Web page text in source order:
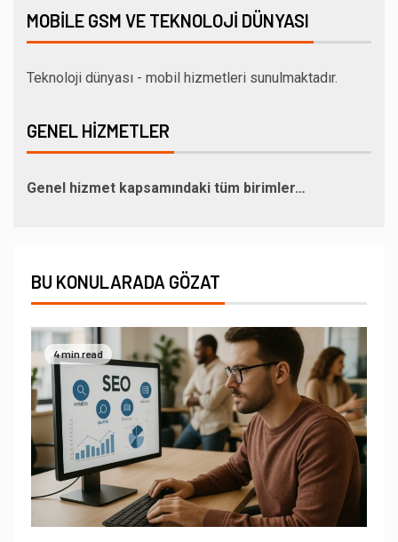
MOBILE GSM VE TEKNOLOJI DÜNYASI
Teknoloji dünyası - mobil hizmetleri sunulmaktadır.
GENEL HIZMETLER
Genel hizmet kapsamındaki tüm birimler…
BU KONULARADA GÖZAT
4 min read